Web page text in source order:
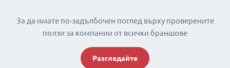
За да имате по-задълбочен поглед върху проверените
ползи за компании от всички браншове
Разгледайте